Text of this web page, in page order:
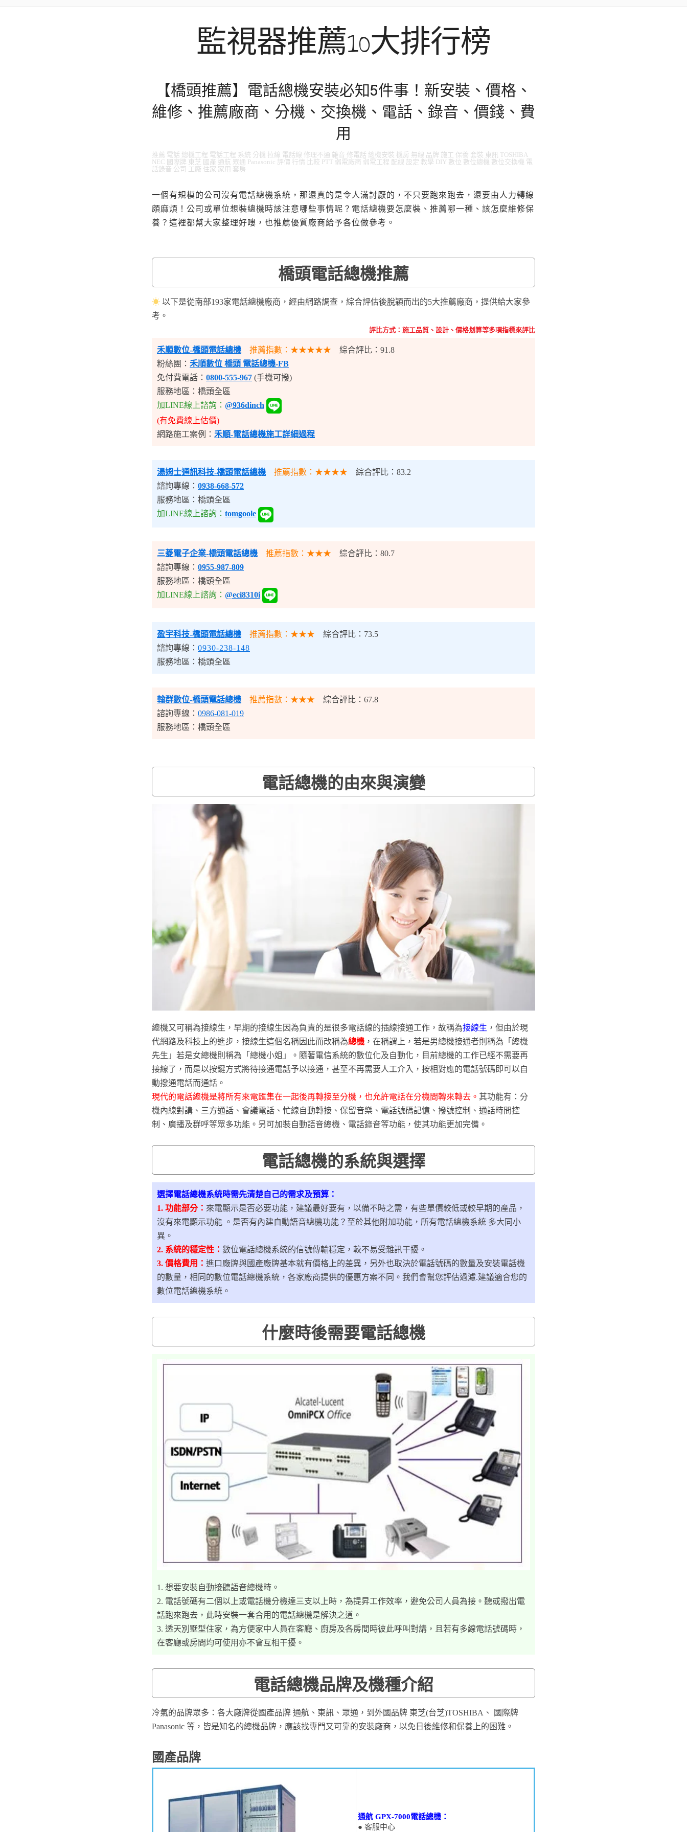
監視器推薦10大排行榜
【橋頭推薦】電話總機安裝必知5件事！新安裝、價格、
維修、推薦廠商、分機、交換機、電話、錄音、價錢、費
用
推薦 電話 總機工程 電話工程 系統 分機 拉線 電話線 修理不通 雜音 修電話 總機安裝 機房 無線 品牌 施工 保養 套裝 東訊 TOSHIBA
NEC 國際牌 東芝 國產 通航 眾通 Panasonic 評價 行情 比較 PTT 弱電廠商 弱電工程 配線 設定 教學 DIY 數位 數位總機 數位交換機 電
話錄音 公司 工廠 住家 家用 套房
一個有規模的公司沒有電話總機系統，那還真的是令人滿討厭的，不只要跑來跑去，還要由人力轉線
頗麻煩！公司或單位想裝總機時該注意哪些事情呢？電話總機要怎麼裝、推薦哪一種、該怎麼維修保
養？這裡都幫大家整理好嘍，也推薦優質廠商給予各位做參考。
橋頭電話總機推薦
☀ 以下是從南部193家電話總機廠商，經由網路調查，綜合評估後脫穎而出的5大推薦廠商，提供給大家參
考。
評比方式：施工品質、設計、價格划算等多項指標來評比
禾順數位-橋頭電話總機 推薦指數：★★★★★
綜合評比：91.8
粉絲團： 禾順數位 橋頭 電話總機-FB
免付費電話： 0800-555-967 (手機可撥)
服務地區：橋頭全區
加LINE線上諮詢： @936dinch
(有免費線上估價)
網路施工案例： 禾順-電話總機施工詳細過程
湯姆士通訊科技-橋頭電話總機 推薦指數：★★★★ 綜合評比：83.2
諮詢專線： 0938-668-572
服務地區：橋頭全區
加LINE線上諮詢： tomgoole
三菱電子企業-橋頭電話總機 推薦指數：★★★
綜合評比：80.7
諮詢專線： 0955-987-809
服務地區：橋頭全區
加LINE線上諮詢： @eci8310i
盈宇科技-橋頭電話總機 推薦指數：★★★
綜合評比：73.5
諮詢專線： 0930-238-148
服務地區：橋頭全區
翰群數位-橋頭電話總機 推薦指數：★★★
綜合評比：67.8
諮詢專線： 0986-081-019
服務地區：橋頭全區
電話總機的由來與演變
總機又可稱為接線生，早期的接線生因為負責的是很多電話線的插線接通工作，故稱為接線生 ，但由於現
代網路及科技上的進步，接線生這個名稱因此而改稱為總機 ，在稱謂上，若是男總機接通者則稱為「總機
先生」若是女總機則稱為「總機小姐」。隨著電信系統的數位化及自動化，目前總機的工作已經不需要再
接線了，而是以按鍵方式將待接通電話予以接通，甚至不再需要人工介入，按相對應的電話號碼即可以自
動撥通電話而通話。
現代的電話總機是將所有來電匯集在一起後再轉接至分機，也允許電話在分機間轉來轉去。 其功能有：分
機內線對講、三方通話、會議電話、忙線自動轉接、保留音樂、電話號碼記憶、撥號控制、通話時間控
制、廣播及群呼等眾多功能。另可加裝自動語音總機、電話錄音等功能，使其功能更加完備。
電話總機的系統與選擇
選擇電話總機系統時需先清楚自己的需求及預算：
1. 功能部分： 來電顯示是否必要功能，建議最好要有，以備不時之需，有些單價較低或較早期的產品，
沒有來電顯示功能 。是否有內建自動語音總機功能？至於其他附加功能，所有電話總機系統 多大同小
異。
2. 系統的穩定性： 數位電話總機系統的信號傳輸穩定，較不易受雜訊干擾。
3. 價格費用： 進口廠牌與國產廠牌基本就有價格上的差異，另外也取決於電話號碼的數量及安裝電話機
的數量，相同的數位電話總機系統，各家廠商提供的優惠方案不同。我們會幫您評估過濾.建議適合您的
數位電話總機系統。
什麼時後需要電話總機
1. 想要安裝自動接聽語音總機時。
2. 電話號碼有二個以上或電話機分機達三支以上時，為提昇工作效率，避免公司人員為接。聽或撥出電
話跑來跑去，此時安裝一套合用的電話總機是解決之道。
3. 透天別墅型住家，為方便家中人員在客廳、廚房及各房間時彼此呼叫對講，且若有多線電話號碼時，
在客廳或房間均可使用亦不會互相干擾。
電話總機品牌及機種介紹
冷氣的品牌眾多：各大廠牌從國產品牌 通航、東訊、眾通，到外國品牌 東芝(台芝)TOSHIBA、 國際牌
Panasonic 等，皆是知名的總機品牌，應該找專門又可靠的安裝廠商，以免日後維修和保養上的困難。
國產品牌
通航 GPX-7000電話總機：
● 客服中心